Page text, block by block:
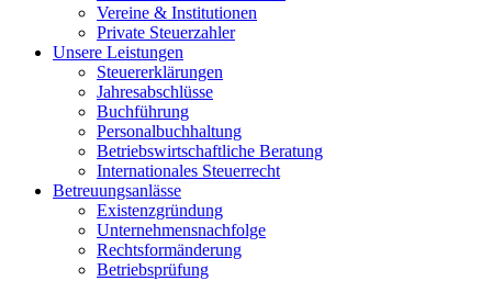
Vereine & Institutionen
Private Steuerzahler
Unsere Leistungen
Steuererklärungen
Jahresabschlüsse
Buchführung
Personalbuchhaltung
Betriebswirtschaftliche Beratung
Internationales Steuerrecht
Betreuungsanlässe
Existenzgründung
Unternehmensnachfolge
Rechtsformänderung
Betriebsprüfung